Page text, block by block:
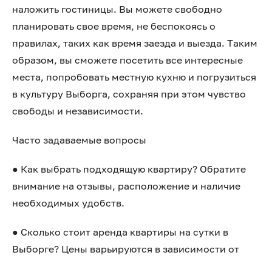
наложить гостиницы. Вы можете свободно
планировать свое время, не беспокоясь о
правилах, таких как время заезда и выезда. Таким
образом, вы сможете посетить все интересные
места, попробовать местную кухню и погрузиться
в культуру Выборга, сохраняя при этом чувство
свободы и независимости.
Часто задаваемые вопросы
● Как выбрать подходящую квартиру? Обратите
внимание на отзывы, расположение и наличие
необходимых удобств.
● Сколько стоит аренда квартиры на сутки в
Выборге? Цены варьируются в зависимости от